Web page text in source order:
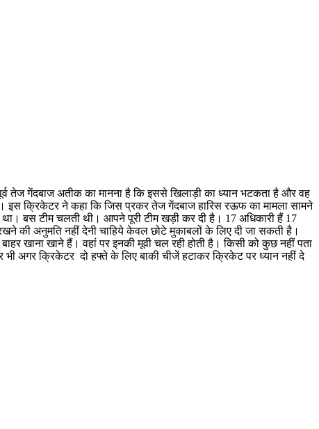
तेज गेंदबाज अतीक का मानना है कि इससे खिलाड़ी का ध्यान भटकता है और वह
इस क्रिकेटर ने कहा कि जिस प्रकर तेज गेंदबाज हारिस रऊफ का मामला सामने
बस टीम चलती थी। आपने पूरी टीम खड़ी कर दी है। 17 अधिकारी हैं 17
की अनुमति नहीं देनी चाहिये केवल छोटे मुकाबलों के लिए दी जा सकती है।
खाना खाने हैं। वहां पर इनकी मूवी चल रही होती है। किसी को कुछ नहीं पता
अगर क्रिकेटर दो हफ्ते के लिए बाकी चीजें हटाकर क्रिकेट पर ध्यान नहीं दे